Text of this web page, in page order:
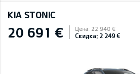
KIA STONIC
20 691 € Цена: 22 940 €
Скидка: 2 249 €